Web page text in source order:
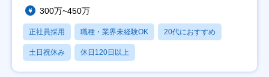
300万~450万
正社員採用 職種・業界未経験OK 20代におすすめ
土日祝休み 休日120日以上